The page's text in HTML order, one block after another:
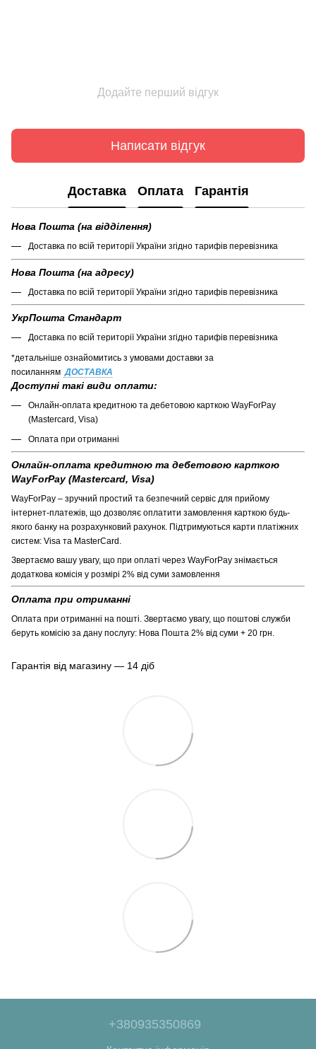
Додайте перший відгук
Написати відгук
Доставка Оплата Гарантія
Нова Пошта (на відділення)
Доставка по всій території України згідно тарифів перевізника
Нова Пошта (на адресу)
Доставка по всій території України згідно тарифів перевізника
УкрПошта Стандарт
Доставка по всій території України згідно тарифів перевізника
*детальніше ознайомитись з умовами доставки за
посиланням ДОСТАВКА
Доступні такі види оплати:
Онлайн-оплата кредитною та дебетовою карткою WayForPay
(Mastercard, Visa)
Оплата при отриманні
Онлайн-оплата кредитною та дебетовою карткою
WayForPay (Mastercard, Visa)
WayForPay – зручний простий та безпечний сервіс для прийому
інтернет-платежів, що дозволяє оплатити замовлення карткою будь-
якого банку на розрахунковий рахунок. Підтримуються карти платіжних
систем: Visa та MasterCard.
Звертаємо вашу увагу, що при оплаті через WayForPay знімається
додаткова комісія у розмірі 2% від суми замовлення
Оплата при отриманні
Оплата при отриманні на пошті. Звертаємо увагу, що поштові служби
беруть комісію за дану послугу: Нова Пошта 2% від суми + 20 грн.
Гарантія від магазину — 14 діб
+380935350869